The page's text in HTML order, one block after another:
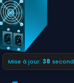
Mise à jour: 37